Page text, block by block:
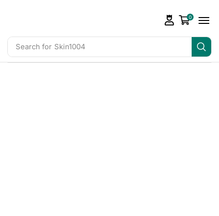
Search for Skin1004
0